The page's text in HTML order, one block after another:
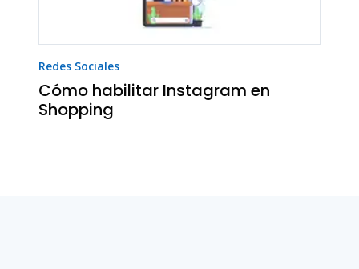
Redes Sociales
Cómo habilitar Instagram en
Shopping